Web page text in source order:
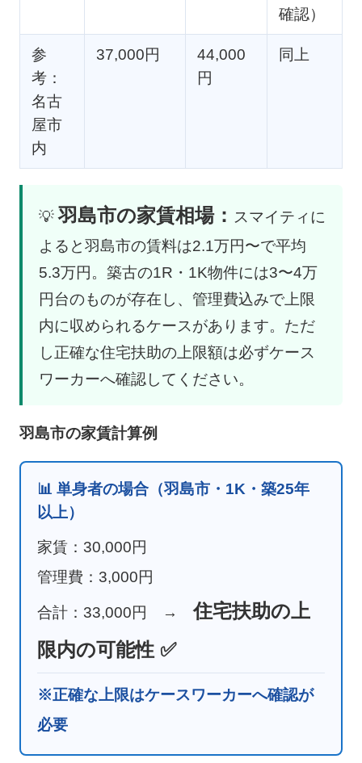
確認）
参
考：
名古
屋市
内
37,000円
44,000
円
同上
💡羽島市の家賃相場： スマイティに
よると羽島市の賃料は2.1万円〜で平均
5.3万円。築古の1R・1K物件には3〜4万
円台のものが存在し、管理費込みで上限
内に収められるケースがあります。ただ
し正確な住宅扶助の上限額は必ずケース
ワーカーへ確認してください。
羽島市の家賃計算例
📊 単身者の場合（羽島市・1K・築25年
以上）
家賃：30,000円
管理費：3,000円
合計：33,000円 →住宅扶助の上
限内の可能性 ✅
※正確な上限はケースワーカーへ確認が
必要